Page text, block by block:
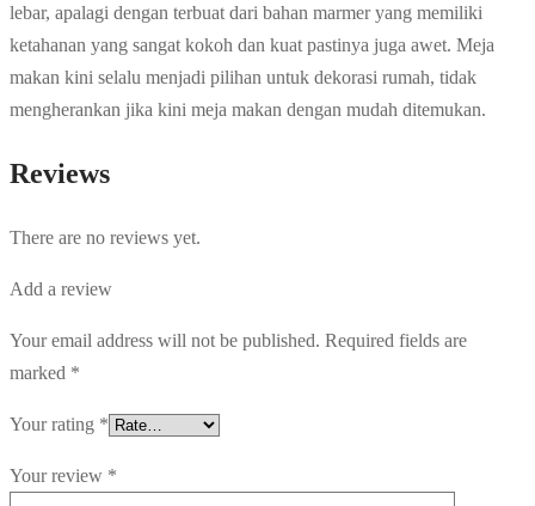
lebar, apalagi dengan terbuat dari bahan marmer yang memiliki
ketahanan yang sangat kokoh dan kuat pastinya juga awet. Meja
makan kini selalu menjadi pilihan untuk dekorasi rumah, tidak
mengherankan jika kini meja makan dengan mudah ditemukan.
Reviews
There are no reviews yet.
Add a review
Your email address will not be published. Required fields are
marked *
Your rating *
Your review *